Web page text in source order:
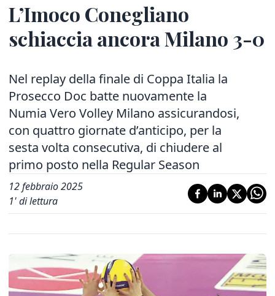
L’Imoco Conegliano
schiaccia ancora Milano 3-0
Nel replay della finale di Coppa Italia la
Prosecco Doc batte nuovamente la
Numia Vero Volley Milano assicurandosi,
con quattro giornate d’anticipo, per la
sesta volta consecutiva, di chiudere al
primo posto nella Regular Season
12 febbraio 2025
1' di lettura